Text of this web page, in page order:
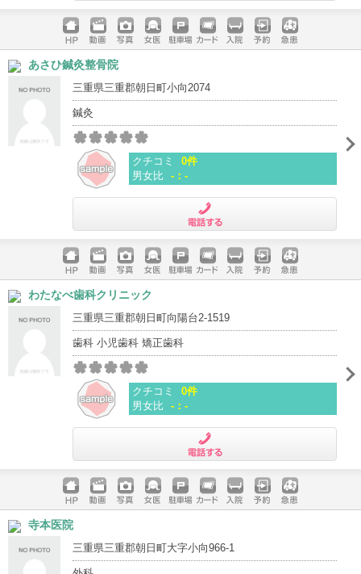
ホームペ
ージ
動画 写真 女医 駐車場
クレジッ
入院 予約 急患
あさひ鍼灸整骨院
三重県三重郡朝日町小向2074
鍼灸
クチコミ
0件
男女比 -：-
ホームペ
ージ
動画 写真 女医 駐車場
クレジッ
入院 予約 急患
わたなべ歯科クリニック
三重県三重郡朝日町向陽台2-1519
歯科 小児歯科 矯正歯科
クチコミ
0件
男女比 -：-
ホームペ
ージ
動画 写真 女医 駐車場
クレジッ
入院 予約 急患
寺本医院
三重県三重郡朝日町大字小向966-1